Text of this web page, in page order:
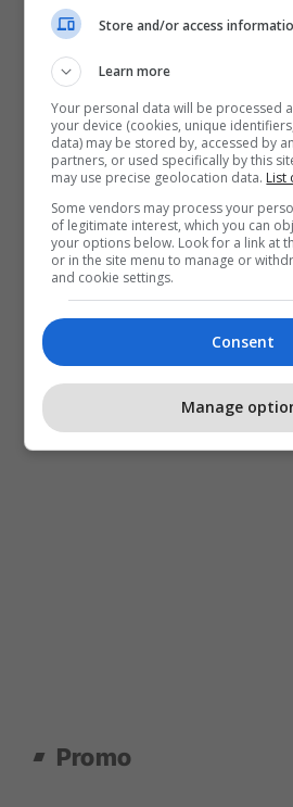
Aleksandar Nikolloski
Promo
Store and/or access
Learn more
Your personal data will be processed
your device (cookies, unique
data) may be stored by, accessed by
partners, or used specifically by this
may use precise geolocation data. List
Some vendors may process your
of legitimate interest, which you can
your options below. Look for a link at
or in the site menu to manage or
and cookie settings.
Consent
Manage